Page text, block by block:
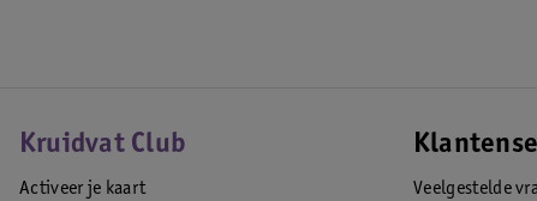
Kruidvat Club
Activeer je kaart
Veelgestelde